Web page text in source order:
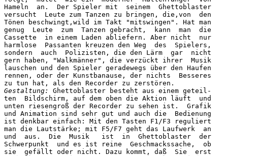
Hameln  an.  Der Spieler mit  seinem  Ghettoblaster
versucht  Leute zum Tanzen zu bringen, die,von  den
Tönen beschwingt,wild im Takt "mitswingen". Hat man
genug  Leute  zum  Tanzen gebracht,  kann  man  die
Cassette  in einem Laden abliefern. Aber nicht  nur
harmlose  Passanten kreuzen den Weg  des  Spielers,
sondern  auch  Polizisten, die den Lärm  gar  nicht
gern haben, "Walkmänner", die verzückt ihrer  Musik
lauschen und den Spieler geradewegs über den Haufen
rennen, oder der Kunstbanause, der nichts  Besseres
Gestaltung:
Ghettoblaster besteht aus einem geteil-
ten  Bildschirm, auf dem oben die Aktion läuft  und
unten riesengroß der Recorder zu sehen ist.  Grafik
und Animation sind sehr gut und auch die  Bedienung
ist denkbar einfach: Mit den Tasten F1/F3 reguliert
man die Lautstärke; mit F5/F7 geht das Laufwerk  an
und  aus.  Die  Musik   ist  in  Ghettoblaster  der
Schwerpunkt  und es ist reine  Geschmackssache,  ob
sie  gefällt oder nicht. Dazu kommt, daß  Sie  erst